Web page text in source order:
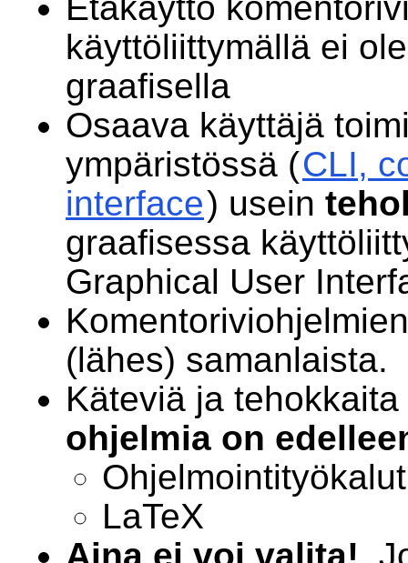
käyttöliittymällä ei
graafisella
Osaava käyttäjä
ympäristössä (CLI,
interface) usein
graafisessa
Graphical User
(lähes) samanlaista.
Käteviä ja tehokkaita
ohjelmia on
Ohjelmointityökalut
LaTeX
Aina ei voi valita!.